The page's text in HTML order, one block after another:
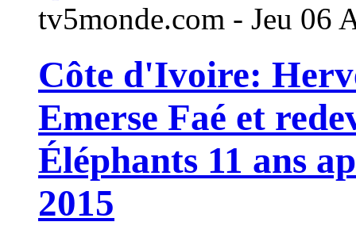
tv5monde.com - Jeu 06
Côte d'Ivoire:
Emerse Faé et
Éléphants 11 ans
2015